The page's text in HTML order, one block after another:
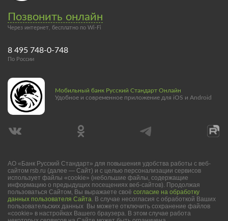
Позвонить онлайн
Через интернет, бесплатно по Wi-Fi
8 495 748-0-748
По России
Мобильный банк Русский Стандарт Онлайн
Удобное и современное приложение для iOS и Android
АО «Банк Русский Стандарт» для повышения удобства работы с веб-
сайтом rsb.ru (далее — Сайт) и с целью персонализации сервисов
использует файлы «cookie» (небольшие файлы, содержащие
информацию о предыдущих посещениях веб-сайтов). Продолжая
пользоваться Сайтом, Вы выражаете своё согласие на обработку
данных пользователя Сайта. В случае несогласия с обработкой Ваших
пользовательских данных Вы можете отключить сохранение файлов
«cookie» в настройках Вашего браузера. В этом случае работа